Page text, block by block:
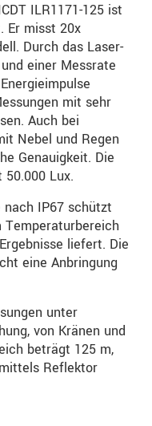
ILR1171-125 ist
Er misst 20x
Durch das Laser-
einer Messrate
mit sehr
Auch bei
Nebel und Regen
Genauigkeit. Die
Lux.
nach IP67 schützt
Temperaturbereich
liefert. Die
eine Anbringung
unter
von Kränen und
beträgt 125 m,
Reflektor